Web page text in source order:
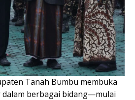
Tanah Bumbu membuka
berbagai bidang—mulai